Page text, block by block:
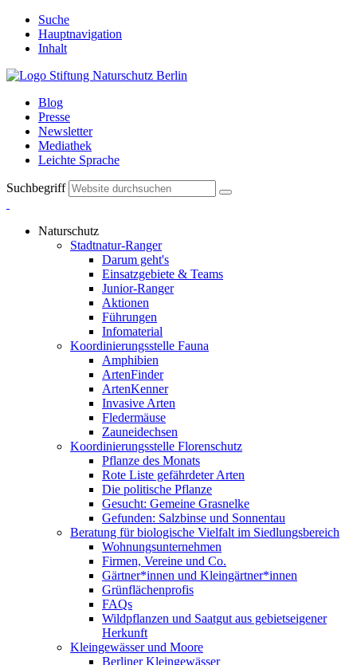
Suche
Hauptnavigation
Inhalt
Blog
Presse
Newsletter
Mediathek
Leichte Sprache
Suchbegriff
Naturschutz
Stadtnatur-Ranger
Darum geht's
Einsatzgebiete & Teams
Junior-Ranger
Aktionen
Führungen
Infomaterial
Koordinierungsstelle Fauna
Amphibien
ArtenFinder
ArtenKenner
Invasive Arten
Fledermäuse
Zauneidechsen
Koordinierungsstelle Florenschutz
Pflanze des Monats
Rote Liste gefährdeter Arten
Die politische Pflanze
Gesucht: Gemeine Grasnelke
Gefunden: Salzbinse und Sonnentau
Beratung für biologische Vielfalt im Siedlungsbereich
Wohnungsunternehmen
Firmen, Vereine und Co.
Gärtner*innen und Kleingärtner*innen
Grünflächenprofis
FAQs
Wildpflanzen und Saatgut aus gebietseigener
Herkunft
Kleingewässer und Moore
Berliner Kleingewässer